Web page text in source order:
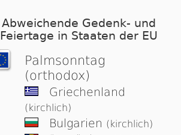
Abweichende Gedenk- und
Feiertage in Staaten der EU
Palmsonntag
(orthodox)
Griechenland
(kirchlich)
Bulgarien (kirchlich)